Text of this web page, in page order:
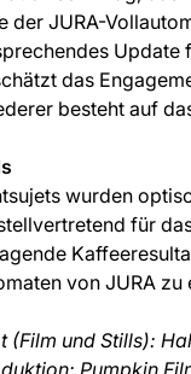
der JURA-
Update
das
besteht auf
wurden
für
von JURA
(Film und Stills):
Pumpkin